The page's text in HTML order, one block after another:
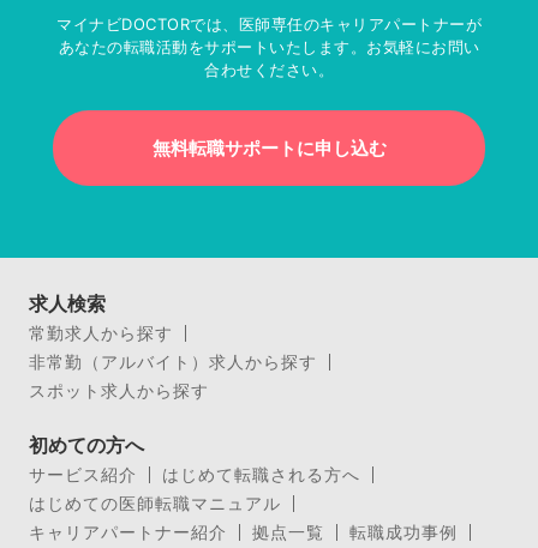
マイナビDOCTORでは、医師専任のキャリアパートナーが
あなたの転職活動をサポートいたします。お気軽にお問い
合わせください。
無料転職サポートに申し込む
求人検索
常勤求人から探す
非常勤（アルバイト）求人から探す
スポット求人から探す
初めての方へ
サービス紹介
はじめて転職される方へ
はじめての医師転職マニュアル
キャリアパートナー紹介
拠点一覧
転職成功事例